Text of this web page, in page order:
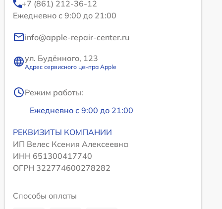
+7 (861) 212-36-12
Ежедневно с 9:00 до 21:00
info@apple-repair-center.ru
ул. Будённого, 123
Адрес сервисного центра Apple
Режим работы:
Ежедневно с 9:00 до 21:00
РЕКВИЗИТЫ КОМПАНИИ
ИП Велес Ксения Алексеевна
ИНН 651300417740
ОГРН 322774600278282
Способы оплаты